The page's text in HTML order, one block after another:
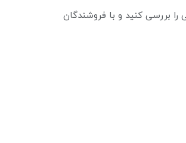
بررسی کنید و با فروشندگان